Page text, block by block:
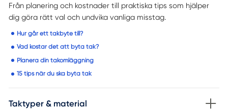
Från planering och kostnader till praktiska tips som hjälper
dig göra rätt val och undvika vanliga misstag.
Hur går ett takbyte till?
Vad kostar det att byta tak?
Planera din takomläggning
15 tips när du ska byta tak
Taktyper & material